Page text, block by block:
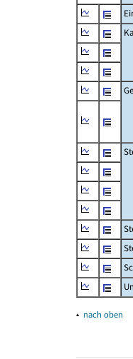
▴ nach oben